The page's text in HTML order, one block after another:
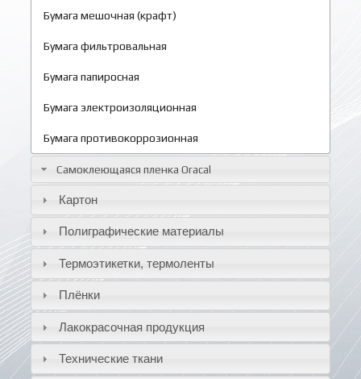
Бумага мешочная (крафт)
Бумага фильтровальная
Бумага папиросная
Бумага электроизоляционная
Бумага противокоррозионная
Самоклеющаяся пленка Oracal
Картон
Полиграфические материалы
Термоэтикетки, термоленты
Плёнки
Лакокрасочная продукция
Технические ткани